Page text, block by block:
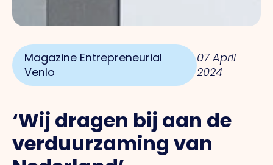
Magazine Entrepreneurial
Venlo
07 April
2024
‘Wij dragen bij aan de
verduurzaming van